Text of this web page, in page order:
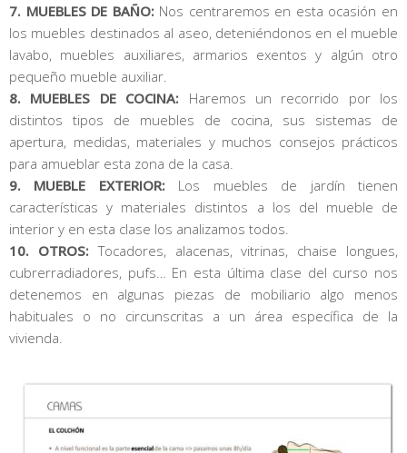
7. MUEBLES DE BAÑO: Nos centraremos en esta ocasión en
los muebles destinados al aseo, deteniéndonos en el mueble
lavabo, muebles auxiliares, armarios exentos y algún otro
pequeño mueble auxiliar.
8. MUEBLES DE COCINA: Haremos un recorrido por los
distintos tipos de muebles de cocina, sus sistemas de
apertura, medidas, materiales y muchos consejos prácticos
para amueblar esta zona de la casa.
9. MUEBLE EXTERIOR: Los muebles de jardín tienen
características y materiales distintos a los del mueble de
interior y en esta clase los analizamos todos.
10. OTROS: Tocadores, alacenas, vitrinas, chaise longues,
cubrerradiadores, pufs… En esta última clase del curso nos
detenemos en algunas piezas de mobiliario algo menos
habituales o no circunscritas a un área específica de la
vivienda.